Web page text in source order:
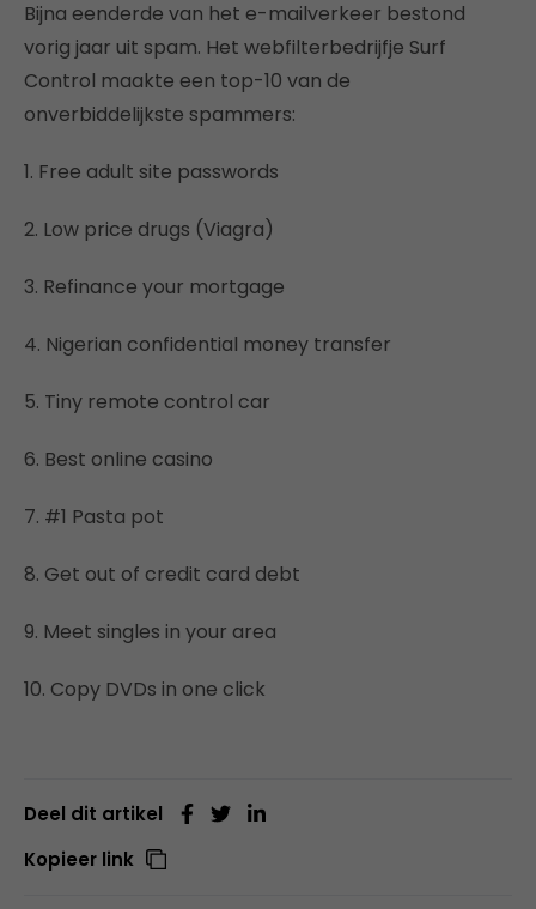
Bijna eenderde van het e-mailverkeer bestond
vorig jaar uit spam. Het webfilterbedrijfje Surf
Control maakte een top-10 van de
onverbiddelijkste spammers:
1. Free adult site passwords
2. Low price drugs (Viagra)
3. Refinance your mortgage
4. Nigerian confidential money transfer
5. Tiny remote control car
6. Best online casino
7. #1 Pasta pot
8. Get out of credit card debt
9. Meet singles in your area
10. Copy DVDs in one click
Deel dit artikel
Kopieer link